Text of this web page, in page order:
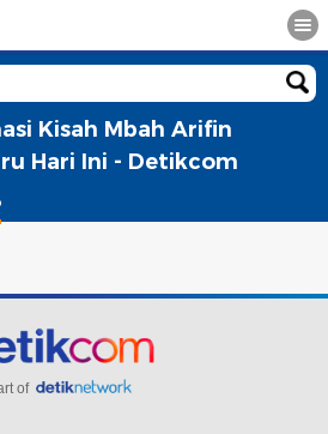
Kisah Mbah Arifin
Hari Ini - Detikcom
of